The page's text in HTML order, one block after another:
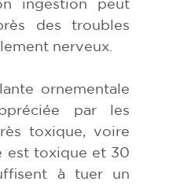
des troubles
nerveux.
ornementale
par les
toxique, voire
est toxique et 30
à tuer un